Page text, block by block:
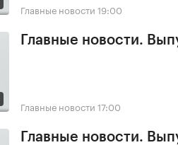
Главные новости 19:00
Главные новости.
Главные новости 17:00
Главные новости.